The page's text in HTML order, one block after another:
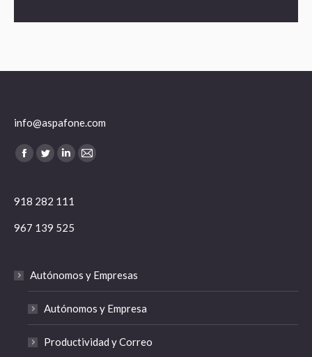
info@aspafone.com
Encuéntranos en:
Facebook
TwitterLinkedin
Mail
918 282 111
967 139 525
Autónomos y Empresas
Autónomos y Empresa
Productividad y Correo